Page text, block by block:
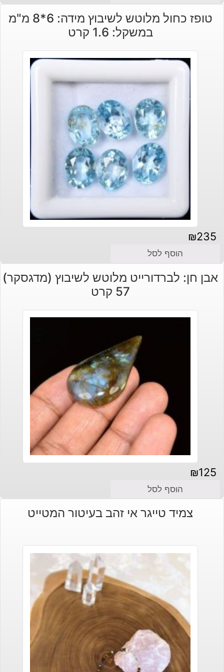
טופז כחול מלוטש לשיבוץ מידה: 6*8 מ"מ
במשקל: 1.6 קרט
₪235
הוסף לסל
אבן חן: לברדורייט מלוטש לשיבוץ (מדגסקר)
57 קרט
₪125
הוסף לסל
צמיד טייגר אי זהב בעיטור המטייט